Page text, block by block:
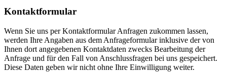
Kontaktformular
Wenn Sie uns per Kontaktformular Anfragen zukommen lassen,
werden Ihre Angaben aus dem Anfrageformular inklusive der von
Ihnen dort angegebenen Kontaktdaten zwecks Bearbeitung der
Anfrage und für den Fall von Anschlussfragen bei uns gespeichert.
Diese Daten geben wir nicht ohne Ihre Einwilligung weiter.